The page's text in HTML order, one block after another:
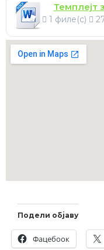
Темплејт
1 филе(с)
Подели објаву
Фацебоок